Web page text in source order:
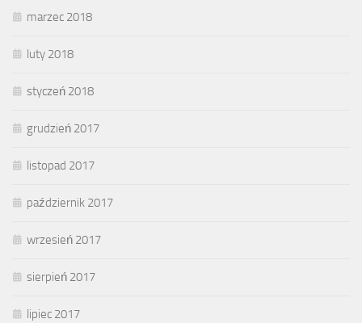
marzec 2018
luty 2018
styczeń 2018
grudzień 2017
listopad 2017
październik 2017
wrzesień 2017
sierpień 2017
lipiec 2017